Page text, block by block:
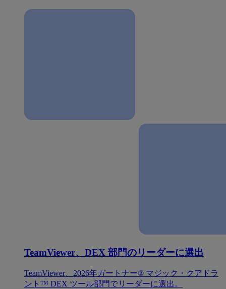
TeamViewer、DEX 部門のリーダーに選出
TeamViewer、2026年ガートナー® マジック・クアドラ
ント™ DEX ツール部門でリーダーに選出。